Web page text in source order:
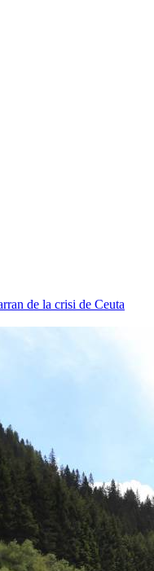
de la crisi de Ceuta